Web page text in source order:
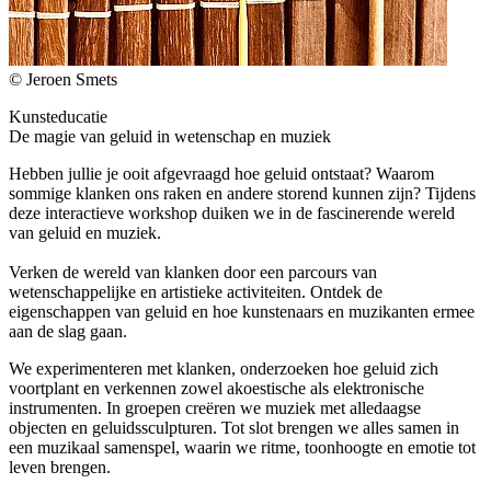
© Jeroen Smets
Kunsteducatie
De magie van geluid in wetenschap en muziek
Hebben jullie je ooit afgevraagd hoe geluid ontstaat? Waarom
sommige klanken ons raken en andere storend kunnen zijn? Tijdens
deze interactieve workshop duiken we in de fascinerende wereld
van geluid en muziek.
Verken de wereld van klanken door een parcours van
wetenschappelijke en artistieke activiteiten. Ontdek de
eigenschappen van geluid en hoe kunstenaars en muzikanten ermee
aan de slag gaan.
We experimenteren met klanken, onderzoeken hoe geluid zich
voortplant en verkennen zowel akoestische als elektronische
instrumenten. In groepen creëren we muziek met alledaagse
objecten en geluidssculpturen. Tot slot brengen we alles samen in
een muzikaal samenspel, waarin we ritme, toonhoogte en emotie tot
leven brengen.